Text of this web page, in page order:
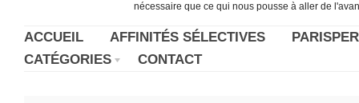
nécessaire que ce qui nous pousse à aller de
ACCUEIL AFFINITÉS SÉLECTIVES
CATÉGORIES
CONTACT